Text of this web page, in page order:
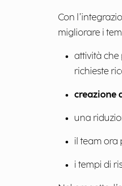
Con
migliorare i
attività
richieste
creazione
una
il team ora
i tempi di